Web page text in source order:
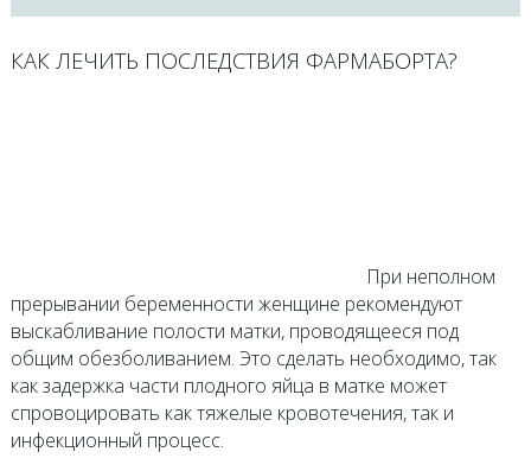
КАК ЛЕЧИТЬ ПОСЛЕДСТВИЯ ФАРМАБОРТА?
При неполном
прерывании беременности женщине рекомендуют
выскабливание полости матки, проводящееся под
общим обезболиванием. Это сделать необходимо, так
как задержка части плодного яйца в матке может
спровоцировать как тяжелые кровотечения, так и
инфекционный процесс.